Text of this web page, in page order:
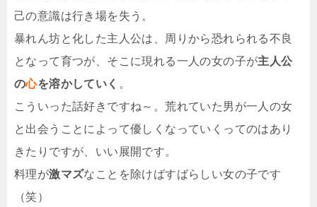
己の意識は行き場を失う。
暴れん坊と化した主人公は、周りから恐れられる不良
となって育つが、そこに現れる一人の女の子が主人公
の心を溶かしていく 。
こういった話好きですね～。荒れていた男が一人の女
と出会うことによって優しくなっていくってのはあり
きたりですが、いい展開です。
料理が激マズなことを除けばすばらしい女の子です
（笑）